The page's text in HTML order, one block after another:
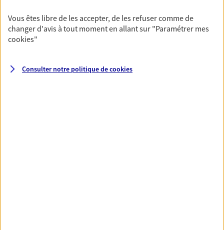
garanties incapacité temporaire totale de travail,
invalidité ou de décès.
Découvrir l'offre Prévoyance
Vous êtes libre de les accepter, de les refuser comme de
changer d'avis à tout moment en allant sur "Paramétrer mes
cookies"
Consulter notre politique decookies